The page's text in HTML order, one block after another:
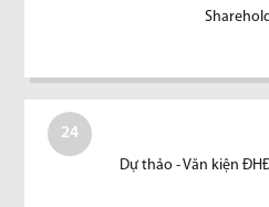
24
Dự thảo - Văn kiện